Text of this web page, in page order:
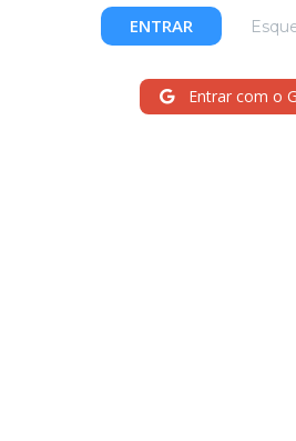
ENTRAR
Entrar com o